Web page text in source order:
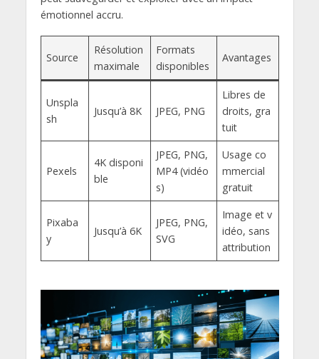
émotionnel accru.
Source
Résolution
maximale
Formats
disponibles
Avantages
Unspla
sh
Jusqu’à 8K JPEG, PNG
Libres de
droits, gra
tuit
Pexels
4K disponi
ble
JPEG, PNG,
MP4 (vidéo
s)
Usage co
mmercial
gratuit
Pixaba
y
Jusqu’à 6K
JPEG, PNG,
SVG
Image et v
idéo, sans
attribution